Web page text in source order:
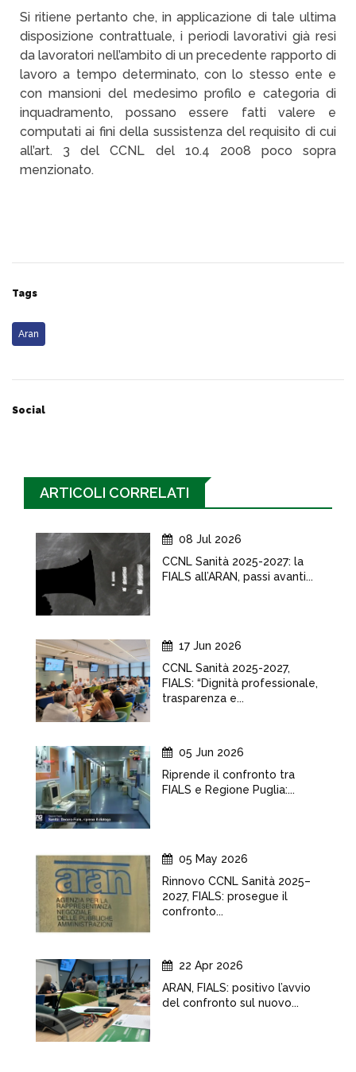
Si ritiene pertanto che, in applicazione di tale ultima
disposizione contrattuale, i periodi lavorativi già resi
da lavoratori nell’ambito di un precedente rapporto di
lavoro a tempo determinato, con lo stesso ente e
con mansioni del medesimo profilo e categoria di
inquadramento, possano essere fatti valere e
computati ai fini della sussistenza del requisito di cui
all’art. 3 del CCNL del 10.4 2008 poco sopra
menzionato.
Tags
Aran
Social
ARTICOLI CORRELATI
08 Jul 2026
CCNL Sanità 2025-2027: la
FIALS all’ARAN, passi avanti...
17 Jun 2026
CCNL Sanità 2025-2027,
FIALS: “Dignità professionale,
trasparenza e...
05 Jun 2026
Riprende il confronto tra
FIALS e Regione Puglia:...
05 May 2026
Rinnovo CCNL Sanità 2025–
2027, FIALS: prosegue il
confronto...
22 Apr 2026
ARAN, FIALS: positivo l’avvio
del confronto sul nuovo...